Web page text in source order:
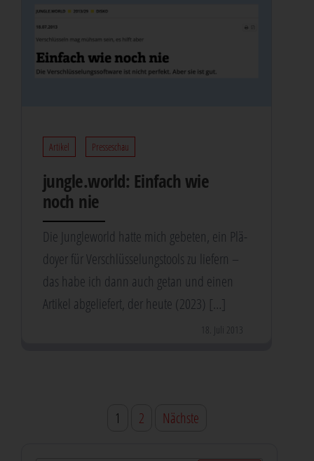
Artikel Presseschau
jungle​.world: Ein­fach wie
noch nie
Die Jungle­world hat­te mich gebe­ten, ein Plä­
doy­er für Ver­schlüs­se­lungs­tools zu lie­fern –
das habe ich dann auch getan und einen
Arti­kel abge­lie­fert, der heu­te (2023) […]
18. Juli 2013
Seitennummerierung
1 2 Nächste